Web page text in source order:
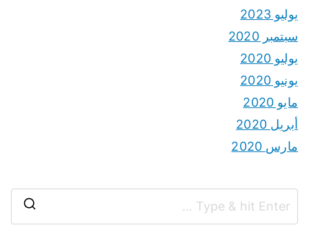
يوليو 2023
سبتمبر 2020
يوليو 2020
يونيو 2020
مايو 2020
أبريل 2020
مارس 2020